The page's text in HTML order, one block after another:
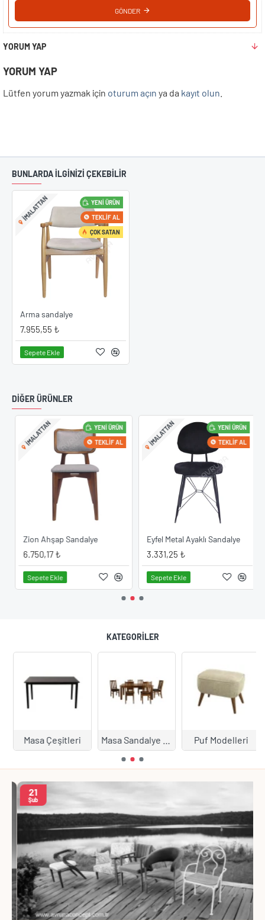
GÖNDER
YORUM YAP
YORUM YAP
Lütfen yorum yazmak için oturum açın ya da kayıt olun
BUNLARDA İLGİNİZİ ÇEKEBİLİR
YENI ÜRÜN
IMALATTAN TEKLIF AL
ÇOK SATAN
Arma sandalye
7.955,55 ₺
Sepete Ekle
DIĞER ÜRÜNLER
YENI ÜRÜN
IMALATTAN TEKLIF AL
Zion Ahşap Sandalye
6.750,17 ₺
Sepete Ekle
YENI ÜRÜN
IMALATTAN TEKLIF AL
Eyfel Metal Ayaklı Sandalye
3.331,25 ₺
Sepete Ekle
KATEGORILER
Masa Çeşitleri Masa Sandalye Takımları Puf Modelleri
21
Şub